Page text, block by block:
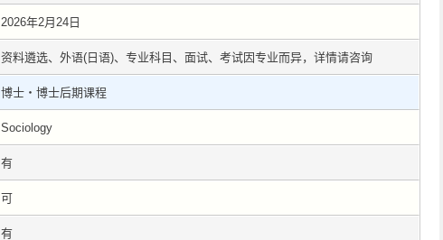
2026年2月24日
资料遴选、外语(日语)、专业科目、面试、考试因专业而异，详情请咨询
博士・博士后期课程
Sociology
有
可
有